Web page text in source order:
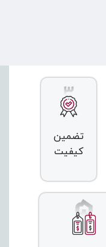
تضمین
کیفیت